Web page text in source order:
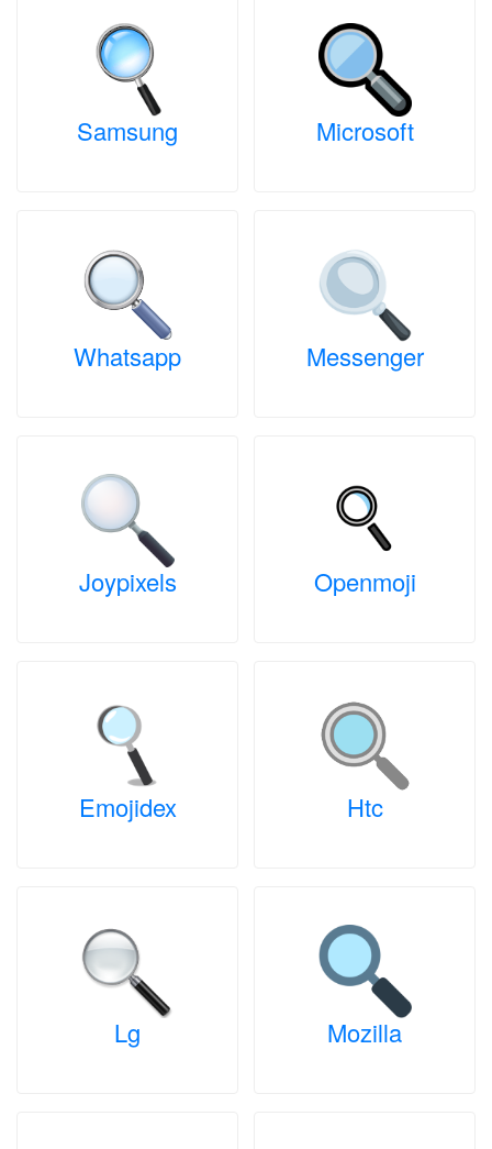
Samsung Microsoft
Whatsapp Messenger
Joypixels Openmoji
Emojidex Htc
Lg Mozilla